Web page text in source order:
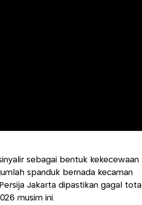
sebagai bentuk kekecewaan
spanduk bernada kecaman
Jakarta dipastikan gagal total
musim ini.